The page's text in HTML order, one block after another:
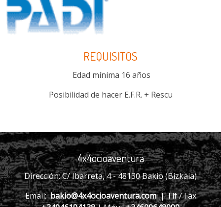
REQUISITOS
Edad mínima 16 años
Posibilidad de hacer E.F.R. + Rescu
4x4ocioaventura
Dirección: C/ Ibarreta, 4 - 48130 Bakio (Bizkaia)
Email:bakio@4x4ocioaventura.com| Tlf / Fax